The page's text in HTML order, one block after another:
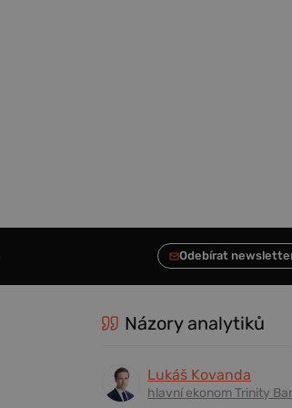
Názory analytiků
Lukáš Kovanda
hlavní ekonom Trinity